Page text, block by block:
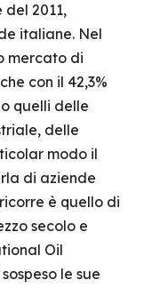
2011,
italiane. Nel
mercato di
con il 42,3%
quelli delle
delle
modo il
di aziende
è quello di
secolo e
Oil
le sue